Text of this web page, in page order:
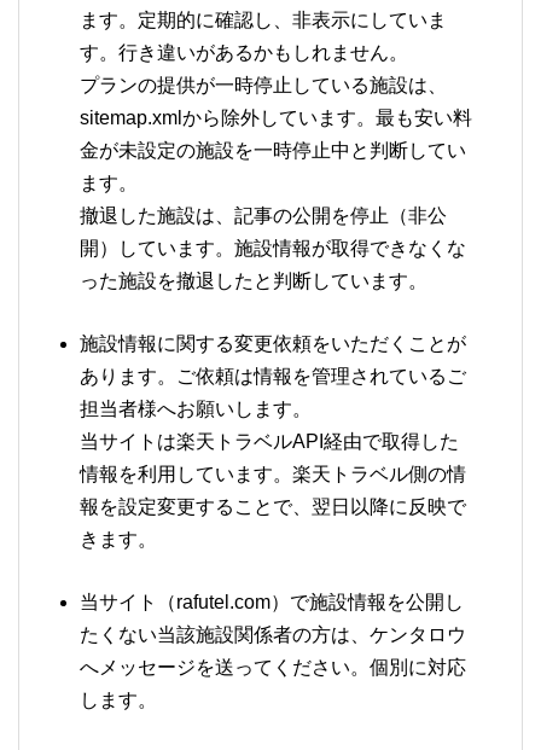
ます。定期的に確認し、非表示にしていま
す。行き違いがあるかもしれません。
プランの提供が一時停止している施設は、
sitemap.xmlから除外しています。最も安い料
金が未設定の施設を一時停止中と判断してい
ます。
撤退した施設は、記事の公開を停止（非公
開）しています。施設情報が取得できなくな
った施設を撤退したと判断しています。
施設情報に関する変更依頼をいただくことが
あります。ご依頼は情報を管理されているご
担当者様へお願いします。
当サイトは楽天トラベルAPI経由で取得した
情報を利用しています。楽天トラベル側の情
報を設定変更することで、翌日以降に反映で
きます。
当サイト（rafutel.com）で施設情報を公開し
たくない当該施設関係者の方は、ケンタロウ
へメッセージを送ってください。個別に対応
します。